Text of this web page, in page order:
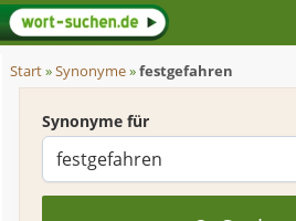
Start»Synonyme»festgefahren
Synonyme für